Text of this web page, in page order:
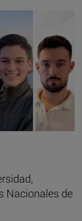
Nacionales de